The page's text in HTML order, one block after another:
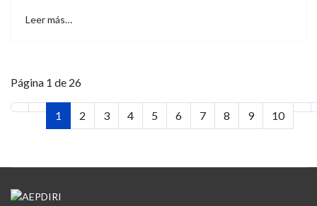
Leer más…
Página 1 de 26
1 2 3 4 5 6 7 8 9 10